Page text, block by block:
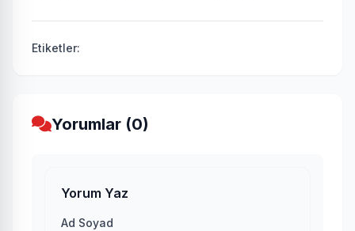
Etiketler:
Yorumlar (0)
Yorum Yaz
Ad Soyad